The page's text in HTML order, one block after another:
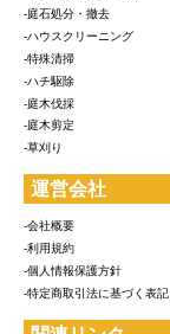
-庭石処分・撤去
-ハウスクリーニング
-特殊清掃
-ハチ駆除
-庭木伐採
-庭木剪定
-草刈り
運営会社
-会社概要
-利用規約
-個人情報保護方針
-特定商取引法に基づく表記